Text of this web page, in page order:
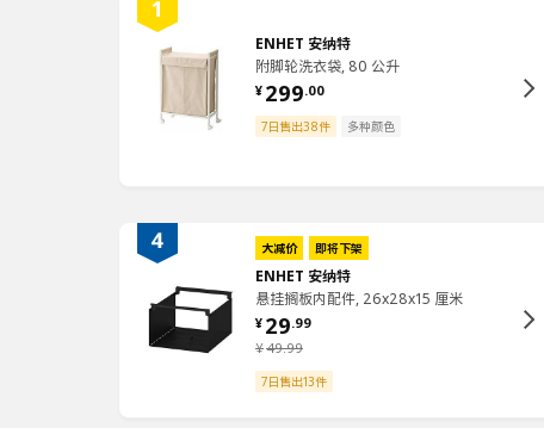
ENHET 安纳特
附脚轮洗衣袋, 80 公升
¥ 299.00
7日售出38件
多种颜色
大减价 即将下架
ENHET 安纳特
悬挂搁板内配件, 26x28x15 厘米
¥49.99
¥ 29.99
7日售出13件